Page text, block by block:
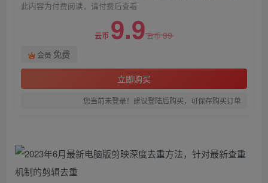
此内容为付费阅读，请付费后查看
云币 9.9云币99
会员 免费
立即购买
您当前未登录！建议登陆后购买，可保存购买订单